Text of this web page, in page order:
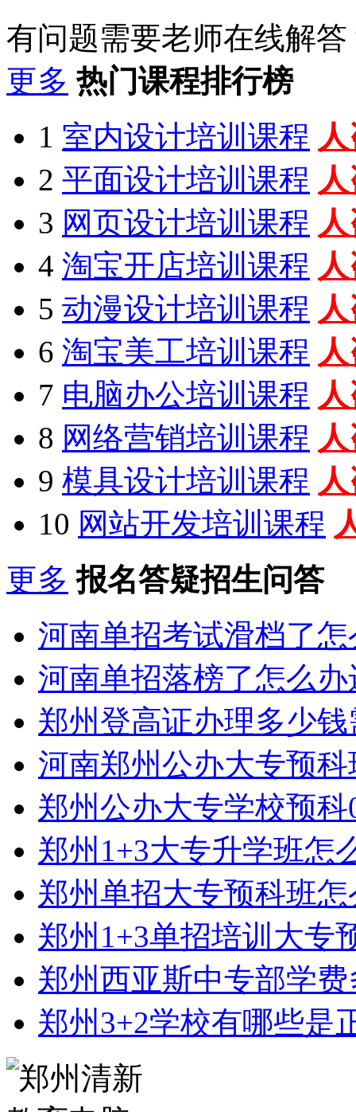
有问题需要老师在线解答
更多 热门课程排行榜
1 室内设计培训课程
2 平面设计培训课程
3 网页设计培训课程
4 淘宝开店培训课程
5 动漫设计培训课程
6 淘宝美工培训课程
7 电脑办公培训课程
8 网络营销培训课程
9 模具设计培训课程
10 网站开发培训课程
更多 报名答疑招生问答
河南单招考试滑档了
河南单招落榜了怎么
郑州登高证办理多少
河南郑州公办大专预
郑州公办大专学校预
郑州1+3大专升学班怎
郑州单招大专预科班
郑州1+3单招培训大专
郑州西亚斯中专部学
郑州3+2学校有哪些是